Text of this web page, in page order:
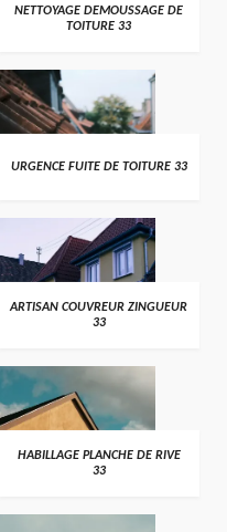
NETTOYAGE DEMOUSSAGE DE
TOITURE 33
URGENCE FUITE DE TOITURE 33
ARTISAN COUVREUR ZINGUEUR
33
HABILLAGE PLANCHE DE RIVE
33